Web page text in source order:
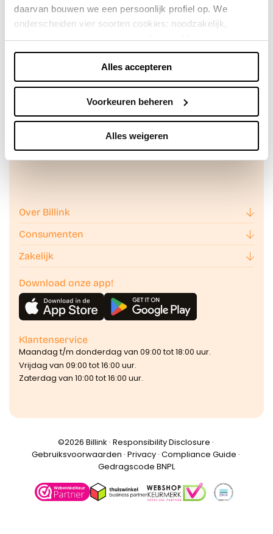
daarvan bouwen we een persoonlijk profiel op. We
onderscheiden vier soorten cookies: noodzakelijk,
voorkeuren, statistieken en marketing. Alleen
noodzakelijke cookies plaatsen we zonder toestemming.
Je kunt alle cookies accepteren, weigeren, of zelf kiezen
via "Voorkeuren beheren". Je keuze kun je op elk
moment wijzigen of intrekken via de zwevende knop
en
Alles accepteren
Voorkeuren beheren
Alles weigeren
Achteraf betalen doe je veilig en
vertrouwd met Billink!
Over Billink
Consumenten
Zakelijk
Download onze app!
Klantenservice
Maandag t/m donderdag van 09:00 tot 18:00 uur.
Vrijdag van 09:00 tot 16:00 uur.
Zaterdag van 10:00 tot 16:00 uur.
©️2026 Billink · Responsibility Disclosure ·
Gebruiksvoorwaarden · Privacy· Compliance Guide ·
Gedragscode BNPL